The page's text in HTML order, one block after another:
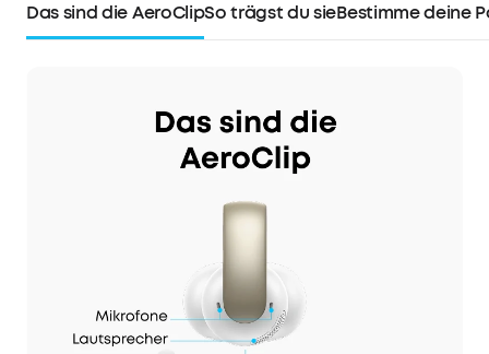
Das sind die AeroClipSo trägst du sieBestimme deine